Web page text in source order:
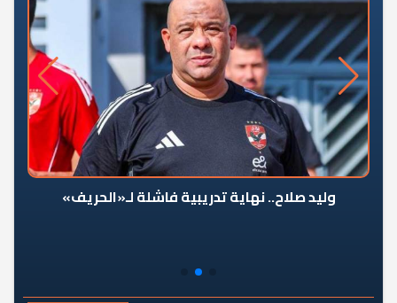
وليد صلاح.. نهاية تدريبية فاشلة لـ«الحريف»